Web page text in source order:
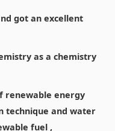
got an excellent
as a chemistry
renewable energy
technique and water
fuel ,